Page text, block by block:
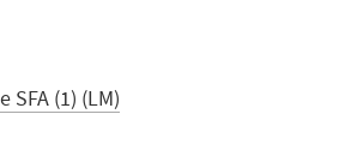
SFA (1) (LM)